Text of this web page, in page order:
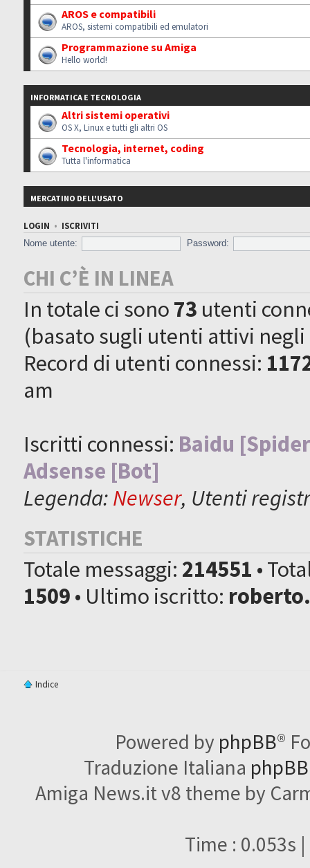
AROS e compatibili
AROS, sistemi compatibili ed emulatori
Programmazione su Amiga
Hello world!
INFORMATICA E TECNOLOGIA
Altri sistemi operativi
OS X, Linux e tutti gli altri OS
Tecnologia, internet, coding
Tutta l'informatica
MERCATINO DELL'USATO
LOGIN • ISCRIVITI
Nome utente:
Password:
CHI C’È IN LINEA
In totale ci sono73 utenti
(basato sugli utenti attivi
Record di utenti connessi:
am
Iscritti connessi: Baidu
Adsense [Bot]
Legenda:Newser, Utenti
STATISTICHE
Totale messaggi: 214551 •
1509• Ultimo iscritto:
Indice
Powered by phpBB®
Traduzione Italiana
Amiga News.it v8 theme by
Time : 0.053s